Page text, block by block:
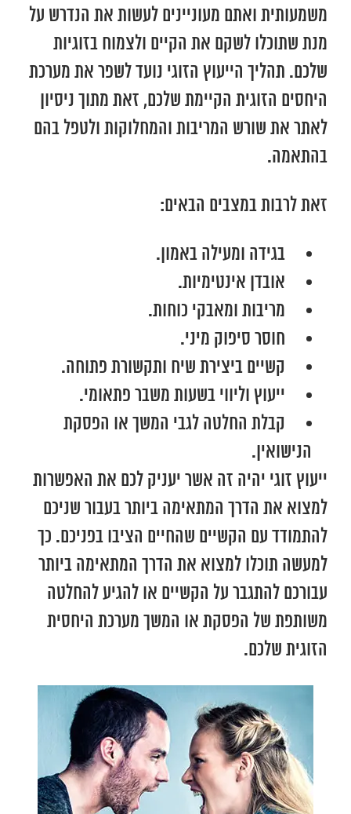
משמעותית ואתם מעוניינים לעשות את הנדרש על
מנת שתוכלו לשקם את הקיים ולצמוח בזוגיות
שלכם. תהליך הייעוץ הזוגי נועד לשפר את מערכת
היחסים הזוגית הקיימת שלכם, זאת מתוך ניסיון
לאתר את שורש המריבות והמחלוקות ולטפל בהם
בהתאמה.
זאת לרבות במצבים הבאים:
בגידה ומעילה באמון.
אובדן אינטימיות.
מריבות ומאבקי כוחות.
חוסר סיפוק מיני.
קשיים ביצירת שיח ותקשורת פתוחה.
ייעוץ וליווי בשעות משבר פתאומי.
קבלת החלטה לגבי המשך או הפסקת
הנישואין.
ייעוץ זוגי יהיה זה אשר יעניק לכם את האפשרות
למצוא את הדרך המתאימה ביותר בעבור שניכם
להתמודד עם הקשיים שהחיים הציבו בפניכם. כך
למעשה תוכלו למצוא את הדרך המתאימה ביותר
עבורכם להתגבר על הקשיים או להגיע להחלטה
משותפת של הפסקת או המשך מערכת היחסית
הזוגית שלכם.